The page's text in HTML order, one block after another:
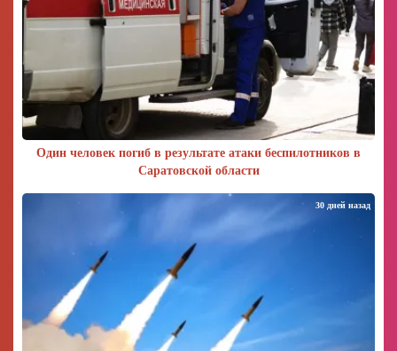
Один человек погиб в результате атаки беспилотников в
Саратовской области
30 дней назад